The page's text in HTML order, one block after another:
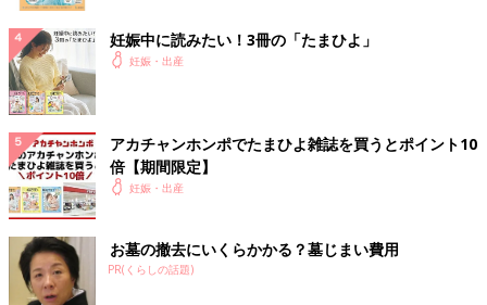
妊娠中に読みたい！3冊の「たまひよ」
妊娠・出産
アカチャンホンポでたまひよ雑誌を買うとポイント10
倍【期間限定】
妊娠・出産
お墓の撤去にいくらかかる？墓じまい費用
PR(くらしの話題)